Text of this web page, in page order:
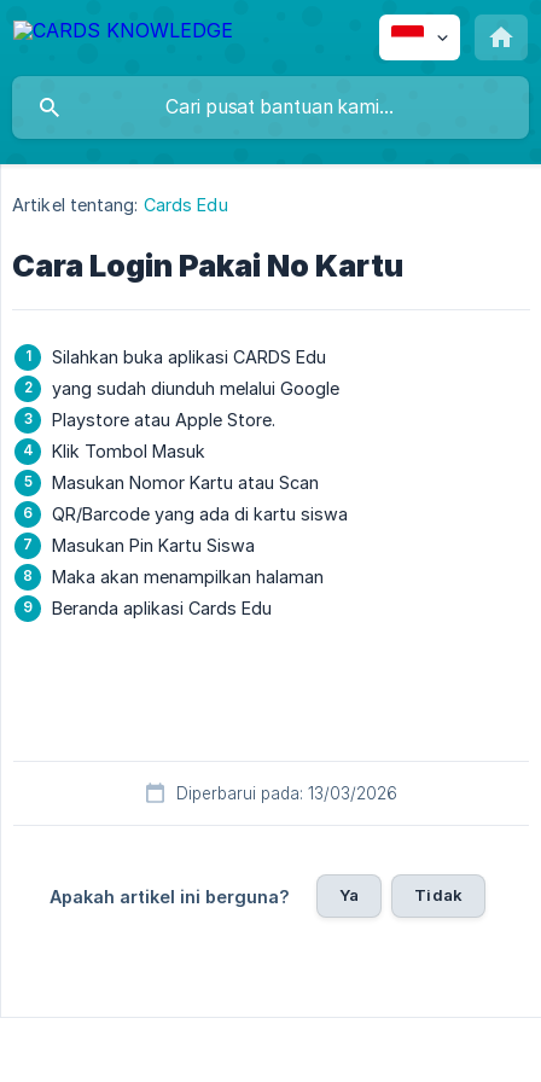
Artikel tentang: Cards Edu
Cara Login Pakai No Kartu
Silahkan buka aplikasi CARDS Edu
yang sudah diunduh melalui Google
Playstore atau Apple Store.
Klik Tombol Masuk
Masukan Nomor Kartu atau Scan
QR/Barcode yang ada di kartu siswa
Masukan Pin Kartu Siswa
Maka akan menampilkan halaman
Beranda aplikasi Cards Edu
Diperbarui pada: 13/03/2026
Apakah artikel ini berguna? Ya Tidak